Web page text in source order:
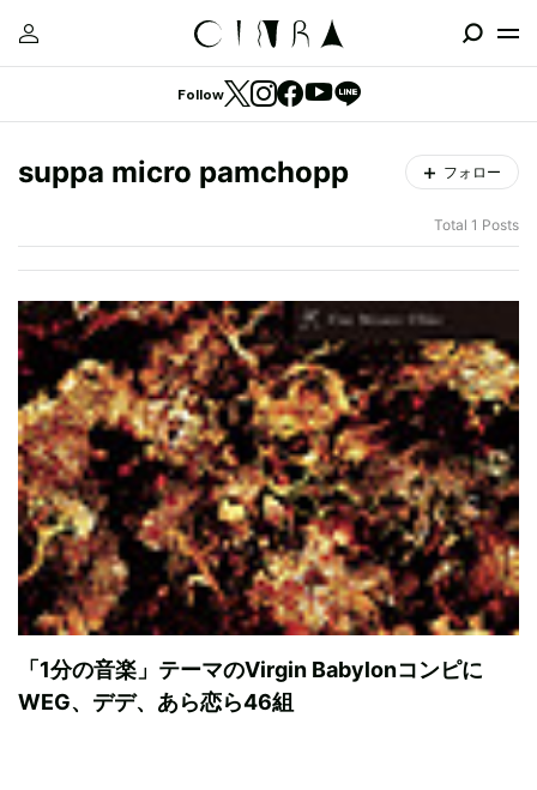
Follow
suppa micro pamchopp フォロー
Total 1 Posts
「1分の音楽」テーマのVirgin Babylonコンピに
WEG、デデ、あら恋ら46組